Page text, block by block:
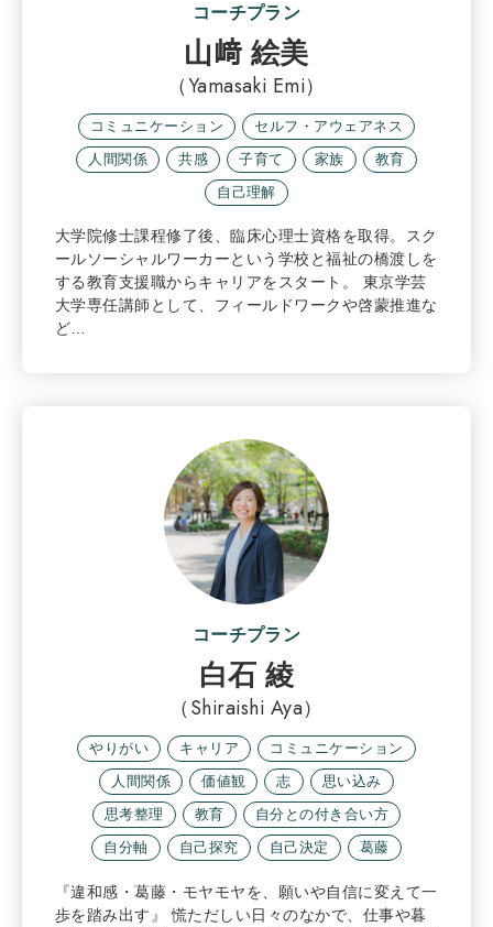
コーチプラン
山﨑 絵美
（Yamasaki Emi）
コミュニケーション
セルフ・アウェアネス
人間関係
共感 子育て 家族
教育
自己理解
大学院修士課程修了後、臨床心理士資格を取得。スク
ールソーシャルワーカーという学校と福祉の橋渡しを
する教育支援職からキャリアをスタート。 東京学芸
大学専任講師として、フィールドワークや啓蒙推進な
ど…
コーチプラン
白石 綾
（Shiraishi Aya）
やりがい キャリア
コミュニケーション
人間関係
価値観 志
思い込み
思考整理
教育
自分との付き合い方
自分軸
自己探究 自己決定 葛藤
『違和感・葛藤・モヤモヤを、願いや自信に変えて一
歩を踏み出す』 慌ただしい日々のなかで、仕事や暮